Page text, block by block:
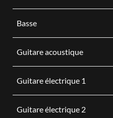
Basse
Guitare acoustique
Guitare électrique 1
Guitare électrique 2